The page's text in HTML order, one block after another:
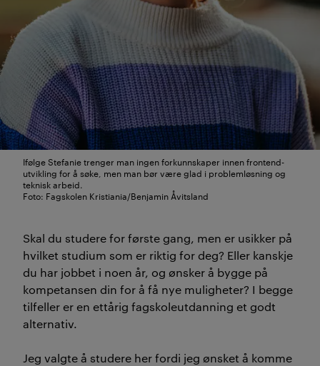
Ifølge Stefanie trenger man ingen forkunnskaper innen frontend-
utvikling for å søke, men man bør være glad i problemløsning og
teknisk arbeid.
Foto: Fagskolen Kristiania/Benjamin Åvitsland
Skal du studere for første gang, men er usikker på
hvilket studium som er riktig for deg? Eller kanskje
du har jobbet i noen år, og ønsker å bygge på
kompetansen din for å få nye muligheter? I begge
tilfeller er en ettårig fagskoleutdanning et godt
alternativ.
Jeg valgte å studere her fordi jeg ønsket å komme